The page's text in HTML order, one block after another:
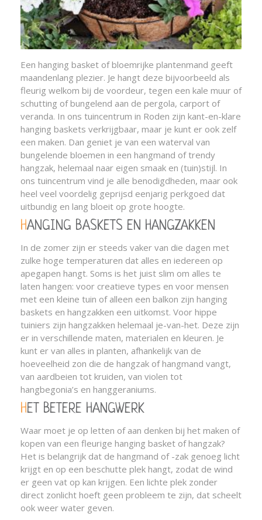
Een hanging basket of bloemrijke plantenmand geeft
maandenlang plezier. Je hangt deze bijvoorbeeld als
fleurig welkom bij de voordeur, tegen een kale muur of
schutting of bungelend aan de pergola, carport of
veranda. In ons tuincentrum in Roden zijn kant-en-klare
hanging baskets verkrijgbaar, maar je kunt er ook zelf
een maken. Dan geniet je van een waterval van
bungelende bloemen in een hangmand of trendy
hangzak, helemaal naar eigen smaak en (tuin)stijl. In
ons tuincentrum vind je alle benodigdheden, maar ook
heel veel voordelig geprijsd eenjarig perkgoed dat
uitbundig en lang bloeit op grote hoogte.
HANGING BASKETS EN HANGZAKKEN
In de zomer zijn er steeds vaker van die dagen met
zulke hoge temperaturen dat alles en iedereen op
apegapen hangt. Soms is het juist slim om alles te
laten hangen: voor creatieve types en voor mensen
met een kleine tuin of alleen een balkon zijn hanging
baskets en hangzakken een uitkomst. Voor hippe
tuiniers zijn hangzakken helemaal je-van-het. Deze zijn
er in verschillende maten, materialen en kleuren. Je
kunt er van alles in planten, afhankelijk van de
hoeveelheid zon die de hangzak of hangmand vangt,
van aardbeien tot kruiden, van violen tot
hangbegonia’s en hanggeraniums.
HET BETERE HANGWERK
Waar moet je op letten of aan denken bij het maken of
kopen van een fleurige hanging basket of hangzak?
Het is belangrijk dat de hangmand of -zak genoeg licht
krijgt en op een beschutte plek hangt, zodat de wind
er geen vat op kan krijgen. Een lichte plek zonder
direct zonlicht hoeft geen probleem te zijn, dat scheelt
ook weer water geven.